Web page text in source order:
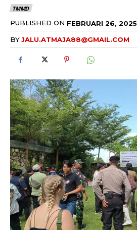
TMMD
PUBLISHED ON FEBRUARI 26, 2025
BYJALU.ATMAJA88@GMAIL.COM